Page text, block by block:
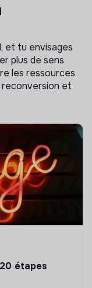
et tu envisages
plus de sens
les ressources
et
étapes